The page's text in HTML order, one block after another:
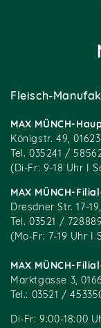
Fleisch-
MAX MÜNCH-
Königstr. 49,
Tel. 035241 /
(Di-Fr: 9-18 Uhr I
MAX MÜNCH-
Dresdner Str. 17-
Tel. 03521 /
(Mo-Fr: 7-19 Uhr I
MAX MÜNCH-
Marktgasse 3,
Tel.: 03521 /
Di-Fr: 9:00-18:00